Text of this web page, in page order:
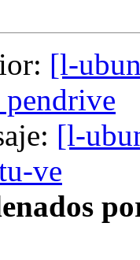
[l-
[l-
ve